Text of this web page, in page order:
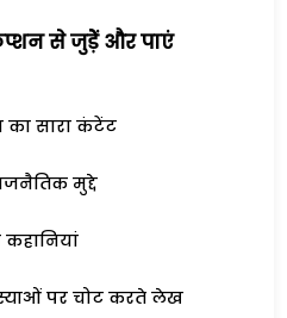
से जुड़ेें और पाएं
का सारा कंटेंट
मुद्दे
कहानियां
पर चोट करते लेख